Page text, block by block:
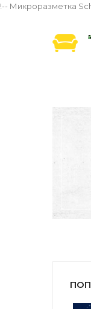
!-- Микроразметка